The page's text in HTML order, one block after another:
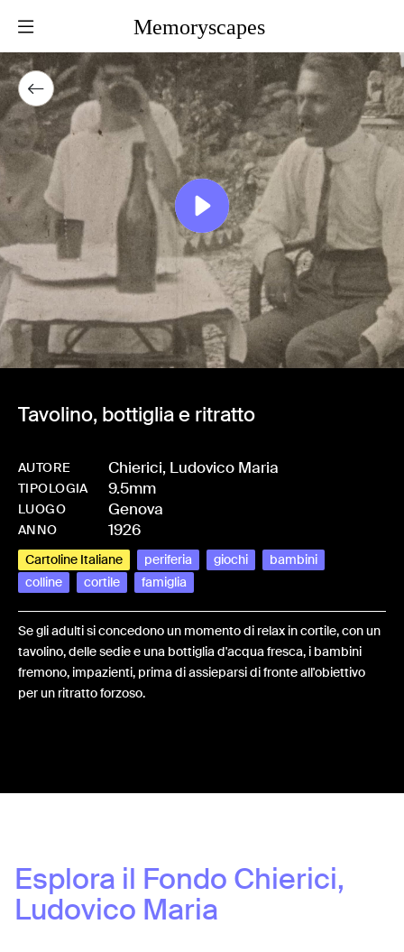
Memoryscapes
Tavolino, bottiglia e ritratto
AUTORE Chierici, Ludovico Maria
TIPOLOGIA 9.5mm
LUOGO Genova
ANNO 1926
Cartoline Italiane periferia giochi
bambini
colline
cortile famiglia
Se gli adulti si concedono un momento di relax in cortile, con un
tavolino, delle sedie e una bottiglia d'acqua fresca, i bambini
fremono, impazienti, prima di assieparsi di fronte all'obiettivo
per un ritratto forzoso.
Esplora il Fondo Chierici,
Ludovico Maria